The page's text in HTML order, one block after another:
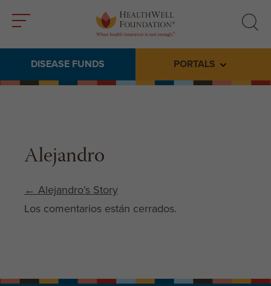
search
DISEASE FUNDS PORTALS Toggle
Alejandro
Post navigation
← Alejandro’s Story
Los comentarios están cerrados.